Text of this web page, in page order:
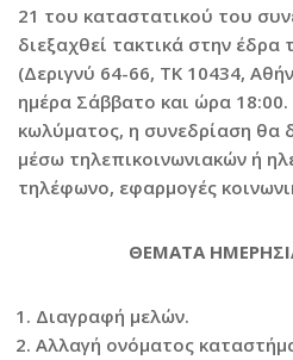
21 του καταστατικού του
διεξαχθεί τακτικά στην
(Δεριγνύ 64-66, ΤΚ 10434,
ημέρα Σάββατο και ώρα
κωλύματος, η συνεδρίαση θα
μέσω τηλεπικοινωνιακών ή
τηλέφωνο, εφαρμογές
ΘΕΜΑΤΑ
Διαγραφή μελών.
Αλλαγή ονόματος